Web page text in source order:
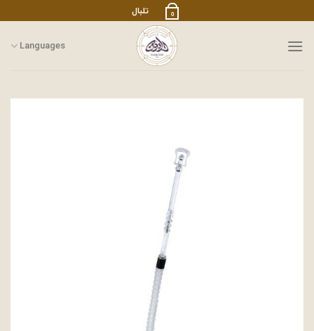
از
محتوا
0 تلبال
Languages